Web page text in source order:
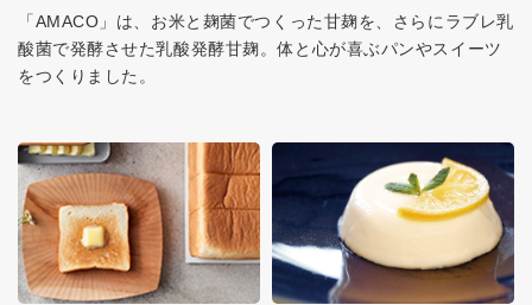
「AMACO」は、お米と麹菌でつくった甘麹を、さらにラブレ乳
酸菌で発酵させた乳酸発酵甘麹。体と心が喜ぶパンやスイーツ
をつくりました。